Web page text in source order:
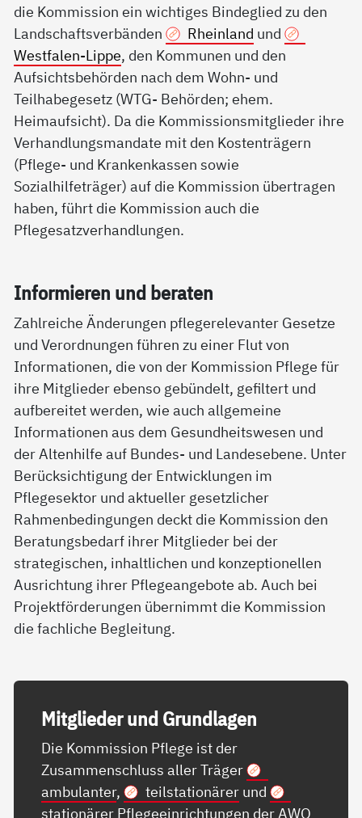
die Kommission ein wichtiges Bindeglied zu den
Landschaftsverbänden
Rheinland und
Westfalen-Lippe, den Kommunen und den
Aufsichtsbehörden nach dem Wohn- und
Teilhabegesetz (WTG- Behörden; ehem.
Heimaufsicht). Da die Kommissionsmitglieder ihre
Verhandlungsmandate mit den Kostenträgern
(Pflege- und Krankenkassen sowie
Sozialhilfeträger) auf die Kommission übertragen
haben, führt die Kommission auch die
Pflegesatzverhandlungen.
In­for­mie­ren und be­ra­ten
Zahlreiche Änderungen pflegerelevanter Gesetze
und Verordnungen führen zu einer Flut von
Informationen, die von der Kommission Pflege für
ihre Mitglieder ebenso gebündelt, gefiltert und
aufbereitet werden, wie auch allgemeine
Informationen aus dem Gesundheitswesen und
der Altenhilfe auf Bundes- und Landesebene. Unter
Berücksichtigung der Entwicklungen im
Pflegesektor und aktueller gesetzlicher
Rahmenbedingungen deckt die Kommission den
Beratungsbedarf ihrer Mitglieder bei der
strategischen, inhaltlichen und konzeptionellen
Ausrichtung ihrer Pflegeangebote ab. Auch bei
Projektförderungen übernimmt die Kommission
die fachliche Begleitung.
Mit­g­lie­der und Grund­la­gen
Die Kommission Pflege ist der
Zusammenschluss aller Träger
ambulanter, teilstationärerund
stationärer Pflegeeinrichtungen der AWO